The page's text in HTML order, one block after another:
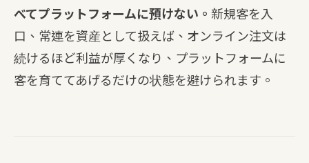
べてプラットフォームに預けない。 新規客を入
口、常連を資産として扱えば、オンライン注文は
続けるほど利益が厚くなり、プラットフォームに
客を育ててあげるだけの状態を避けられます。